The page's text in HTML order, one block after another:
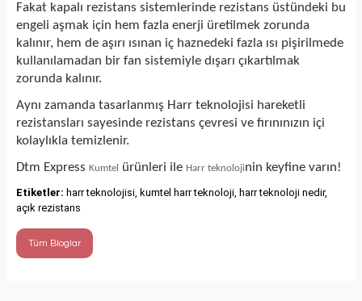
Fakat kapalı rezistans sistemlerinde rezistans üstündeki bu
engeli aşmak için hem fazla enerji üretilmek zorunda
kalınır, hem de aşırı ısınan iç haznedeki fazla ısı pişirilmede
kullanılamadan bir fan sistemiyle dışarı çıkartılmak
zorunda kalınır.
Aynı zamanda tasarlanmış Harr teknolojisi hareketli
rezistansları sayesinde rezistans çevresi ve fırınınızın içi
kolaylıkla temizlenir.
Dtm Express Kumtel ürünleri ile Harr teknolojinin keyfine varın!
Etiketler: harr teknolojisi, kumtel harr teknoloji, harr teknoloji nedir,
açık rezistans
Tüm Bloglar